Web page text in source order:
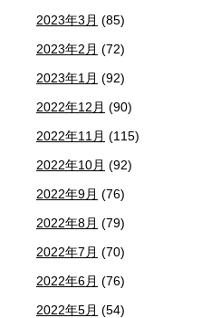
2023年3月 (85)
2023年2月 (72)
2023年1月 (92)
2022年12月 (90)
2022年11月 (115)
2022年10月 (92)
2022年9月 (76)
2022年8月 (79)
2022年7月 (70)
2022年6月 (76)
2022年5月 (54)